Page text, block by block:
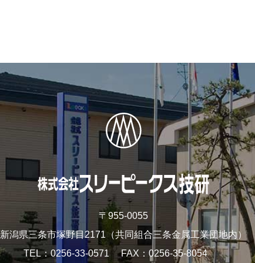
〒955-0055
新潟県三条市塚野目2171（共同組合三条金属工業団地内）
TEL
0256-33-0571 FAX 0256-35-8054